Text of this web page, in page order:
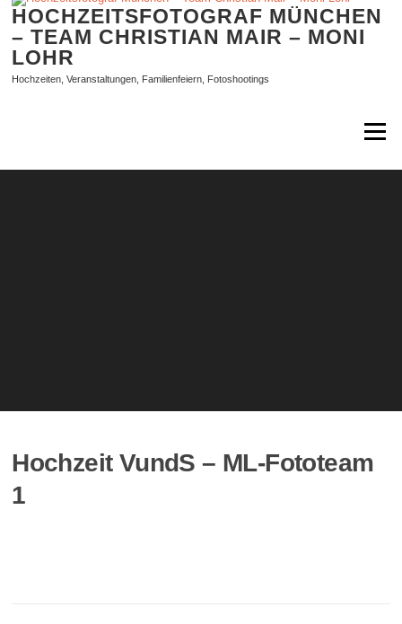
Zum
springen
HOCHZEITSFOTOGRAF MÜNCHEN
– TEAM CHRISTIAN MAIR – MONI
LOHR
Hochzeiten, Veranstaltungen, Familienfeiern, Fotoshootings
Menü
Hochzeit VundS – ML-Fototeam
1